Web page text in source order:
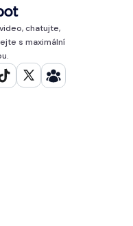
chatujte,
s maximální